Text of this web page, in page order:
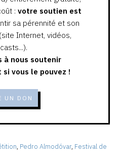
: votre soutien est
sa pérennité et son
Internet, vidéos,
à nous soutenir
vous le pouvez !
UN DON
, Pedro Almodóvar, Festival de